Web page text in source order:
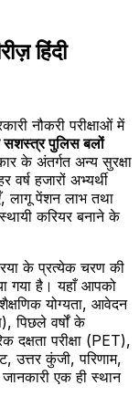
हिंदी
नौकरी परीक्षाओं में
सशस्त्र पुलिस बलों
के अंतर्गत अन्य सुरक्षा
हजारों अभ्यर्थी
लागू पेंशन लाभ तथा
करियर बनाने के
के प्रत्येक चरण की
गया है। यहाँ आपको
योग्यता, आवेदन
पिछले वर्षों के
दक्षता परीक्षा (PET),
उत्तर कुंजी, परिणाम,
एक ही स्थान